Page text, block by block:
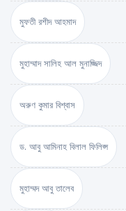
মুফতী রশীদ আহমাদ
মুহাম্মাদ সালিহ আল মুনাজ্জিদ
অরুণ কুমার বিশ্বাস
ড. আবু আমিনাহ বিলাল ফিলিপ্স
মুহাম্মদ আবু তালেব